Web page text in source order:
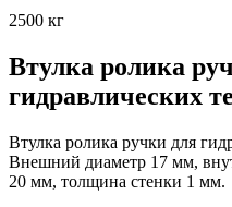
2500 кг
Втулка ролика
гидравлических
Втулка ролика ручки для
Внешний диаметр 17 мм,
20 мм, толщина стенки 1 мм.